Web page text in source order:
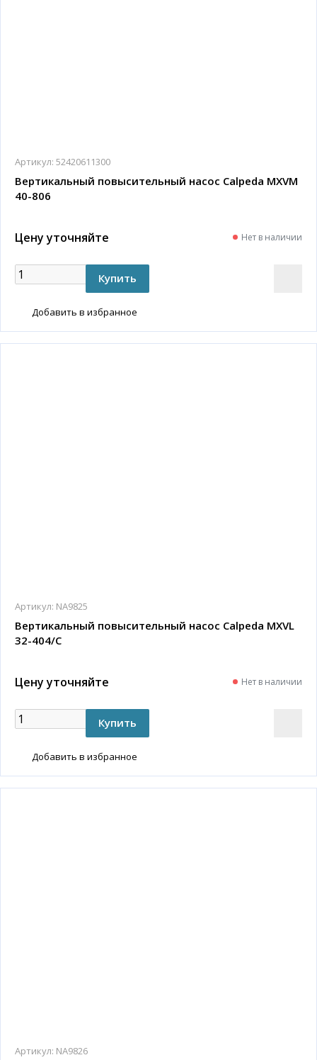
Артикул: 52420611300
Вертикальный повысительный насос Calpeda MXVM
40-806
Цену уточняйте Нет в наличии
Добавить в избранное
Артикул: NA9825
Вертикальный повысительный насос Calpeda MXVL
32-404/C
Цену уточняйте Нет в наличии
Добавить в избранное
Артикул: NA9826